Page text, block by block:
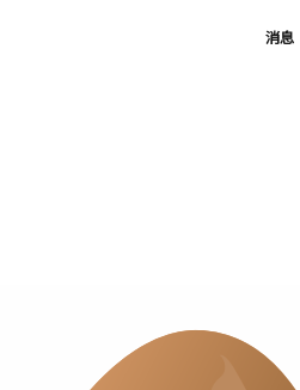
消息